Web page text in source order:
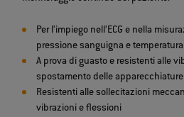
Per l’impiego nell’ECG e nella
pressione sanguigna e temperatura
A prova di guasto e resistenti alle
spostamento delle apparecchiature
Resistenti alle sollecitazioni
vibrazioni e flessioni